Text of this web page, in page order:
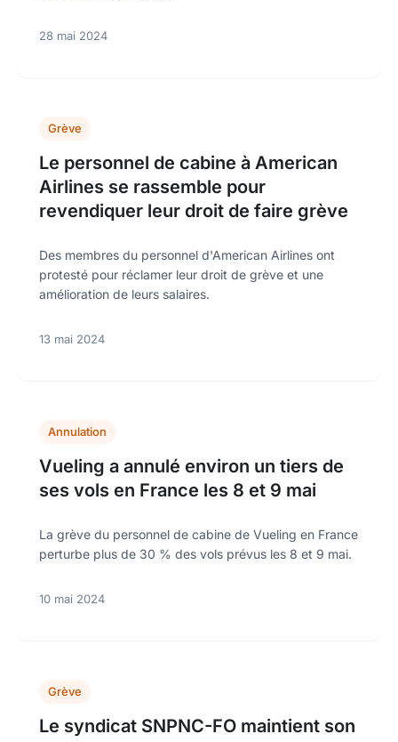
28 mai 2024
Grève
Le personnel de cabine à American
Airlines se rassemble pour
revendiquer leur droit de faire grève
Des membres du personnel d'American Airlines ont
protesté pour réclamer leur droit de grève et une
amélioration de leurs salaires.
13 mai 2024
Annulation
Vueling a annulé environ un tiers de
ses vols en France les 8 et 9 mai
La grève du personnel de cabine de Vueling en France
perturbe plus de 30 % des vols prévus les 8 et 9 mai.
10 mai 2024
Grève
Le syndicat SNPNC-FO maintient son